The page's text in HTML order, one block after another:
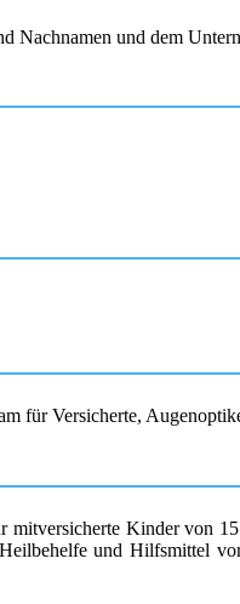
und dem
für Versicherte,
mitversicherte Kinder von
und Hilfsmittel